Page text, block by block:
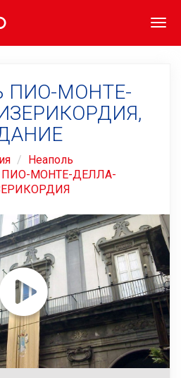
ПИО-МОНТЕ-
Неаполь
МОНТЕ-ДЕЛЛА-